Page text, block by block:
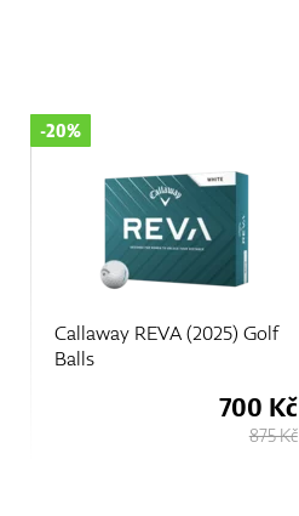
Callaway Supersoft (2025)
Golf Balls
-20%
700 Kč
875 Kč